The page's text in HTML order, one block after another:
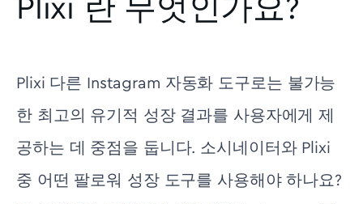
Plixi 란 무엇인가요?
Plixi 다른 Instagram 자동화 도구로는 불가능
한 최고의 유기적 성장 결과를 사용자에게 제
공하는 데 중점을 둡니다. 소시네이터와 Plixi
중 어떤 팔로워 성장 도구를 사용해야 하나요?